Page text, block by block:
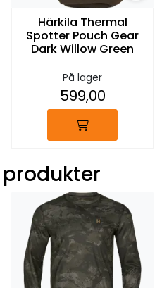
Härkila Thermal
Spotter Pouch Gear
Dark Willow Green
På lager
599,00